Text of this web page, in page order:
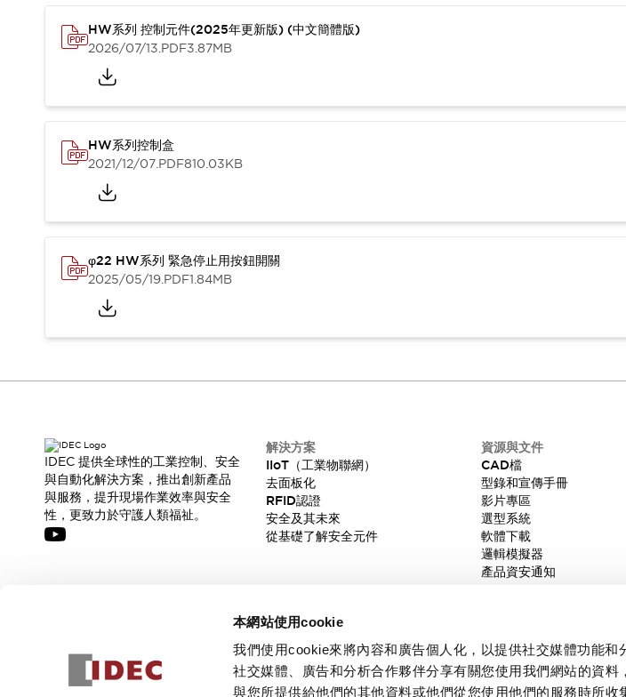
本網站使用cookie
我們使用cookie來將內容和廣告個人化，以提供社交媒體功能和
社交媒體、廣告和分析合作夥伴分享有關您使用我們網站的資料
與您所提供給他們的其他資料或他們從您使用他們的服務時所收
邏輯模擬器
產品資安通知
促銷活動
服務據點
產品變更/停產通知
RoHS指令對應
HW系列 控制元件(2025年更新版) (中文簡體版)
2026/07/13.PDF3.87MB
HW系列控制盒
2021/12/07.PDF810.03KB
φ22 HW系列 緊急停止用按鈕開關
2025/05/19.PDF1.84MB
IDEC 提供全球性的工業控制、安全
與自動化解決方案，推出創新產品
與服務，提升現場作業效率與安全
性，更致力於守護人類福祉。
解決方案
IIoT（工業物聯網）
去面板化
RFID認證
安全及其未來
從基礎了解安全元件
資源與文件
CAD檔
型錄和宣傳手冊
影片專區
選型系統
軟體下載
邏輯模擬器
產品資安通知
訂閱